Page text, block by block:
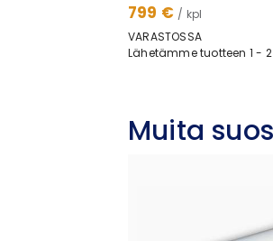
799 € / kpl
VARASTOSSA
Lähetämme tuotteen 1 -
Muita